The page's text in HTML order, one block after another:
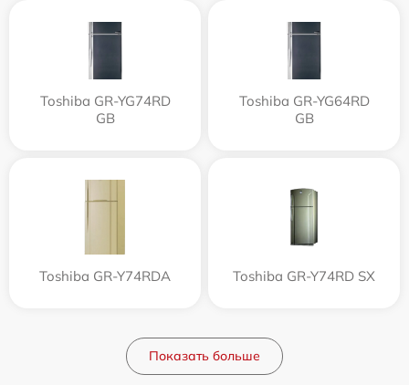
Toshiba GR-YG74RD
GB
Toshiba GR-YG64RD
GB
Toshiba GR-Y74RDA Toshiba GR-Y74RD SX
Показать больше